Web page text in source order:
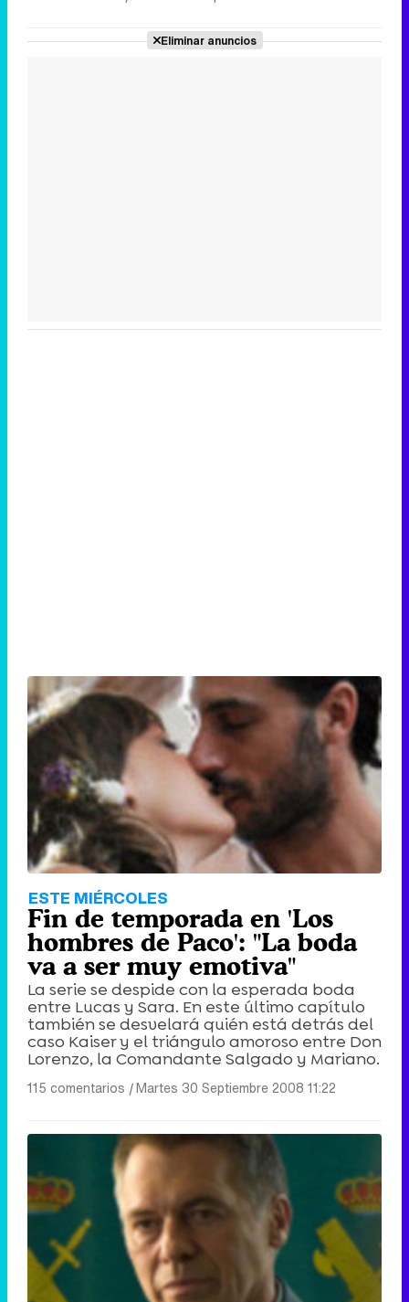
Eliminar anuncios
ESTE MIÉRCOLES
Fin de temporada en 'Los
hombres de Paco': "La boda
va a ser muy emotiva"
La serie se despide con la esperada boda
entre Lucas y Sara. En este último capítulo
también se desvelará quién está detrás del
caso Kaiser y el triángulo amoroso entre Don
Lorenzo, la Comandante Salgado y Mariano.
115 comentarios |Martes 30 Septiembre 2008 11:22